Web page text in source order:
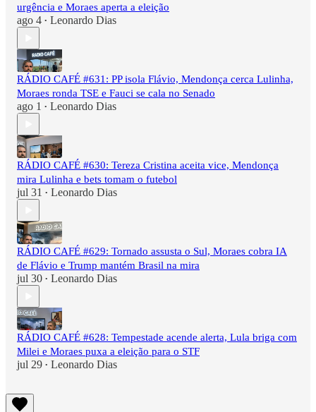
urgência e Moraes aperta a eleição
ago 4 • Leonardo Dias
RÁDIO CAFÉ #631: PP isola Flávio, Mendonça cerca Lulinha,
Moraes ronda TSE e Fauci se cala no Senado
ago 1 • Leonardo Dias
RÁDIO CAFÉ #630: Tereza Cristina aceita vice, Mendonça
mira Lulinha e bets tomam o futebol
jul 31 • Leonardo Dias
RÁDIO CAFÉ #629: Tornado assusta o Sul, Moraes cobra IA
de Flávio e Trump mantém Brasil na mira
jul 30 • Leonardo Dias
RÁDIO CAFÉ #628: Tempestade acende alerta, Lula briga com
Milei e Moraes puxa a eleição para o STF
jul 29 • Leonardo Dias